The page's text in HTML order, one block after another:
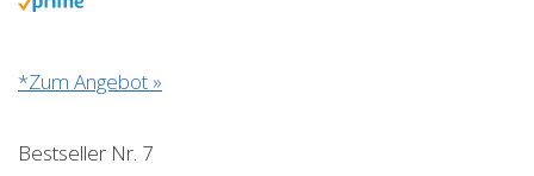
*Zum Angebot »
Bestseller Nr. 7